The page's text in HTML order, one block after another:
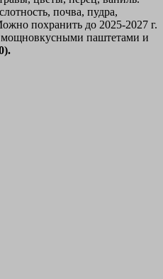
почва, пудра,
похранить до 2025-2027 г.
паштетами и